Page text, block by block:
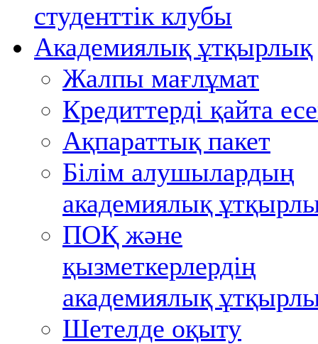
студенттiк клубы
Академиялық ұтқырлық
Жалпы мағлұмат
Кредиттерді қайта
Ақпараттық пакет
Білім алушылардың
академиялық
ПОҚ және
қызметкерлердің
академиялық
Шетелде оқыту